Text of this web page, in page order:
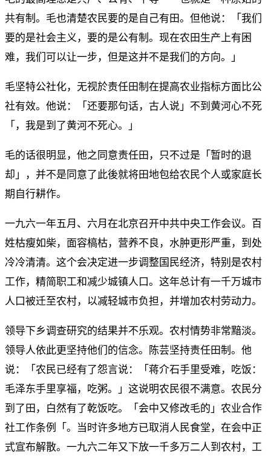
共有制。毛也清楚农民要的是自己有田。但他说：「我们
要的是社会主义，要的是公有制。现在农田生产上有困
难，我们可以让一步，但是这并不是我们的方向。」
毛坚特公社化，无视於责任田制在提高农业指标方面比公
社有效。他说：「还要那句话，古人说」不到黄河心不死
「，我是到了黄河不死心。」
毛的话很明显，他之同意责任田，只不过是「暂时的退
却」，并不是同意了此後就将田地包给农民个人或家庭长
期自行耕作。
一九六一年五月、六月在北京召开中共中央工作会议。百
姓枯瘦如柴，面容槁枯，营养不良，水肿更形严重，到处
冷冷清清。这个会决定进一步调整国民经济，特别是农村
工作，精简职工和减少城镇人口。这年总计有一千万城市
人口被迁至农村，以减轻城市负担，并增加农村劳动力。
领导下乡调查研究的结果并不乐观。农村情势非常黯淡。
领导人依此更坚持他们的信念。陈芸坚持责任田制。他
说：「农民已经有了怨言说：「蒋介石手里受难，吃饭：
毛泽东手里享福，吃粥。」这说明农民很不满意。农民分
到了田，白然有了乾饭吃。「会中又修改毛的」农业合作
社工作条例「。当时许多地方已取消人民食堂，在会中正
式宣布解散。一九六二年又下放一千多万二人到农村，工